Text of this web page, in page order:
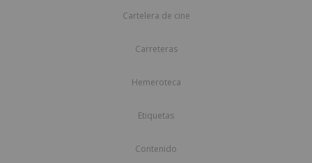
Cartelera de cine
Carreteras
Hemeroteca
Etiquetas
Contenido